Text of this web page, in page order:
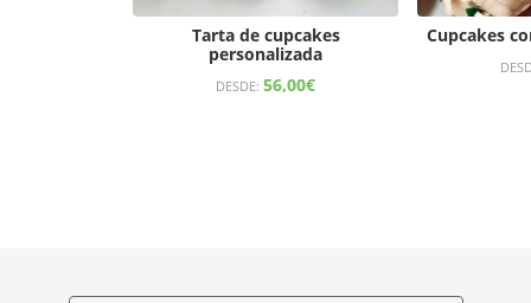
Tarta de cupcakes
personalizada
DESDE: 56,00€
Cupcakes